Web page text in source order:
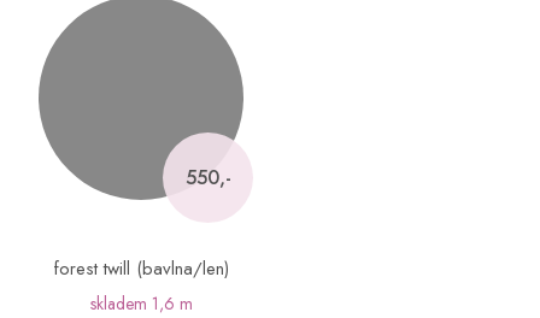
550,-
forest twill (bavlna/len)
skladem 1,6 m